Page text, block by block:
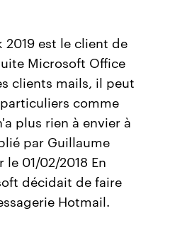
est le client de
Microsoft Office
clients mails, il peut
comme
plus rien à envier à
par Guillaume
01/02/2018 En
décidait de faire
Hotmail.